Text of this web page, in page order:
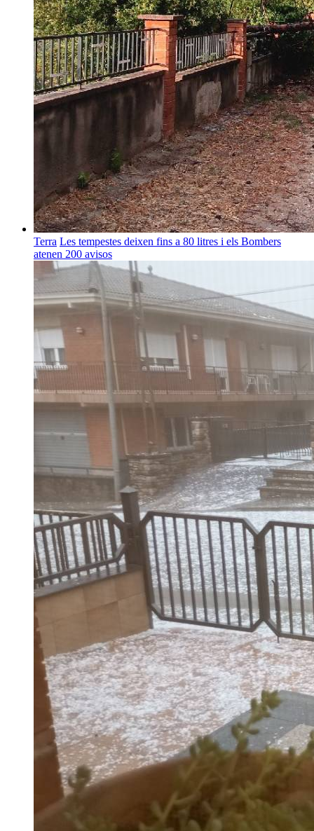
Terra Les tempestes deixen fins a 80 litres i els Bombers
atenen 200 avisos